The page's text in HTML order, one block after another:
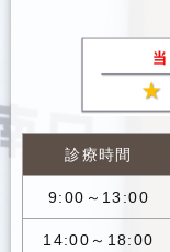
診療時間
9:00～13:00
14:00～18:00